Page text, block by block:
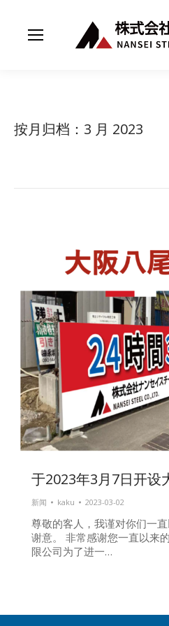
按月归档： 3 月 2023
于2023年3月7日开设
新闻 kaku 2023-03-02
尊敬的客人，我谨对你们一
谢意。 非常感谢您一直以来
限公司为了进一…